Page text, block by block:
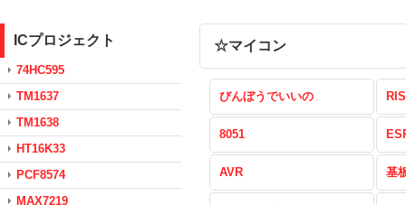
ICプロジェクト
74HC595
TM1637
TM1638
HT16K33
PCF8574
MAX7219
☆マイコン
びんぼうでいいの
8051
AVR 基